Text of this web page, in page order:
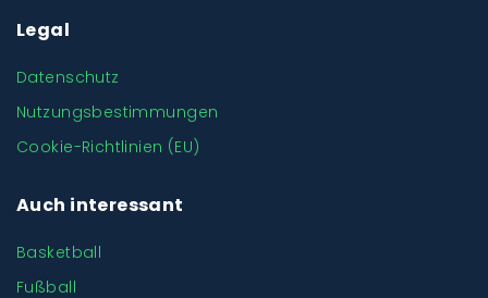
Legal
Datenschutz
Nutzungsbestimmungen
Cookie-Richtlinien (EU)
Auch interessant
Basketball
Fußball